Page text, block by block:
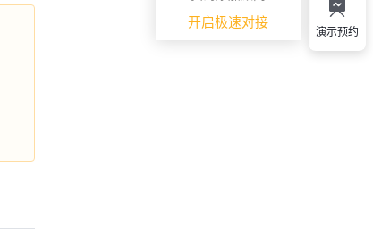
开启极速对接 演示预约